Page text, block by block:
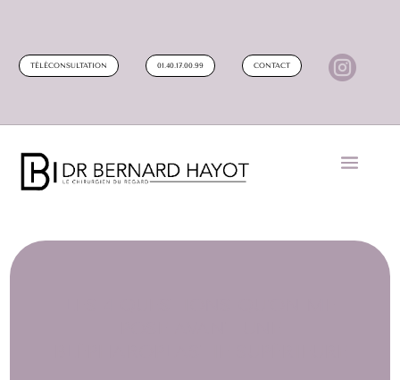
TÉLÉCONSULTATION 01.40.17.00.99 CONTACT 